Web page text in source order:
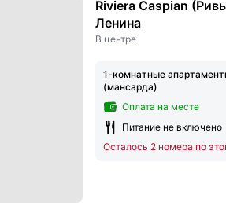
Riviera Caspian
Ленина
В центре
1-комнатные
(мансарда)
Оплата на месте
Питание не включено
Осталось 2 номера по